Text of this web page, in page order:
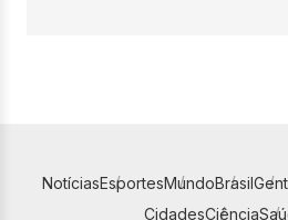
NotíciasEsportesMundoBrasil
CidadesCiência